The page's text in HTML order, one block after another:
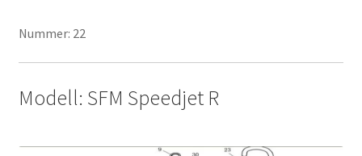
Nummer: 22
Modell: SFM Speedjet R